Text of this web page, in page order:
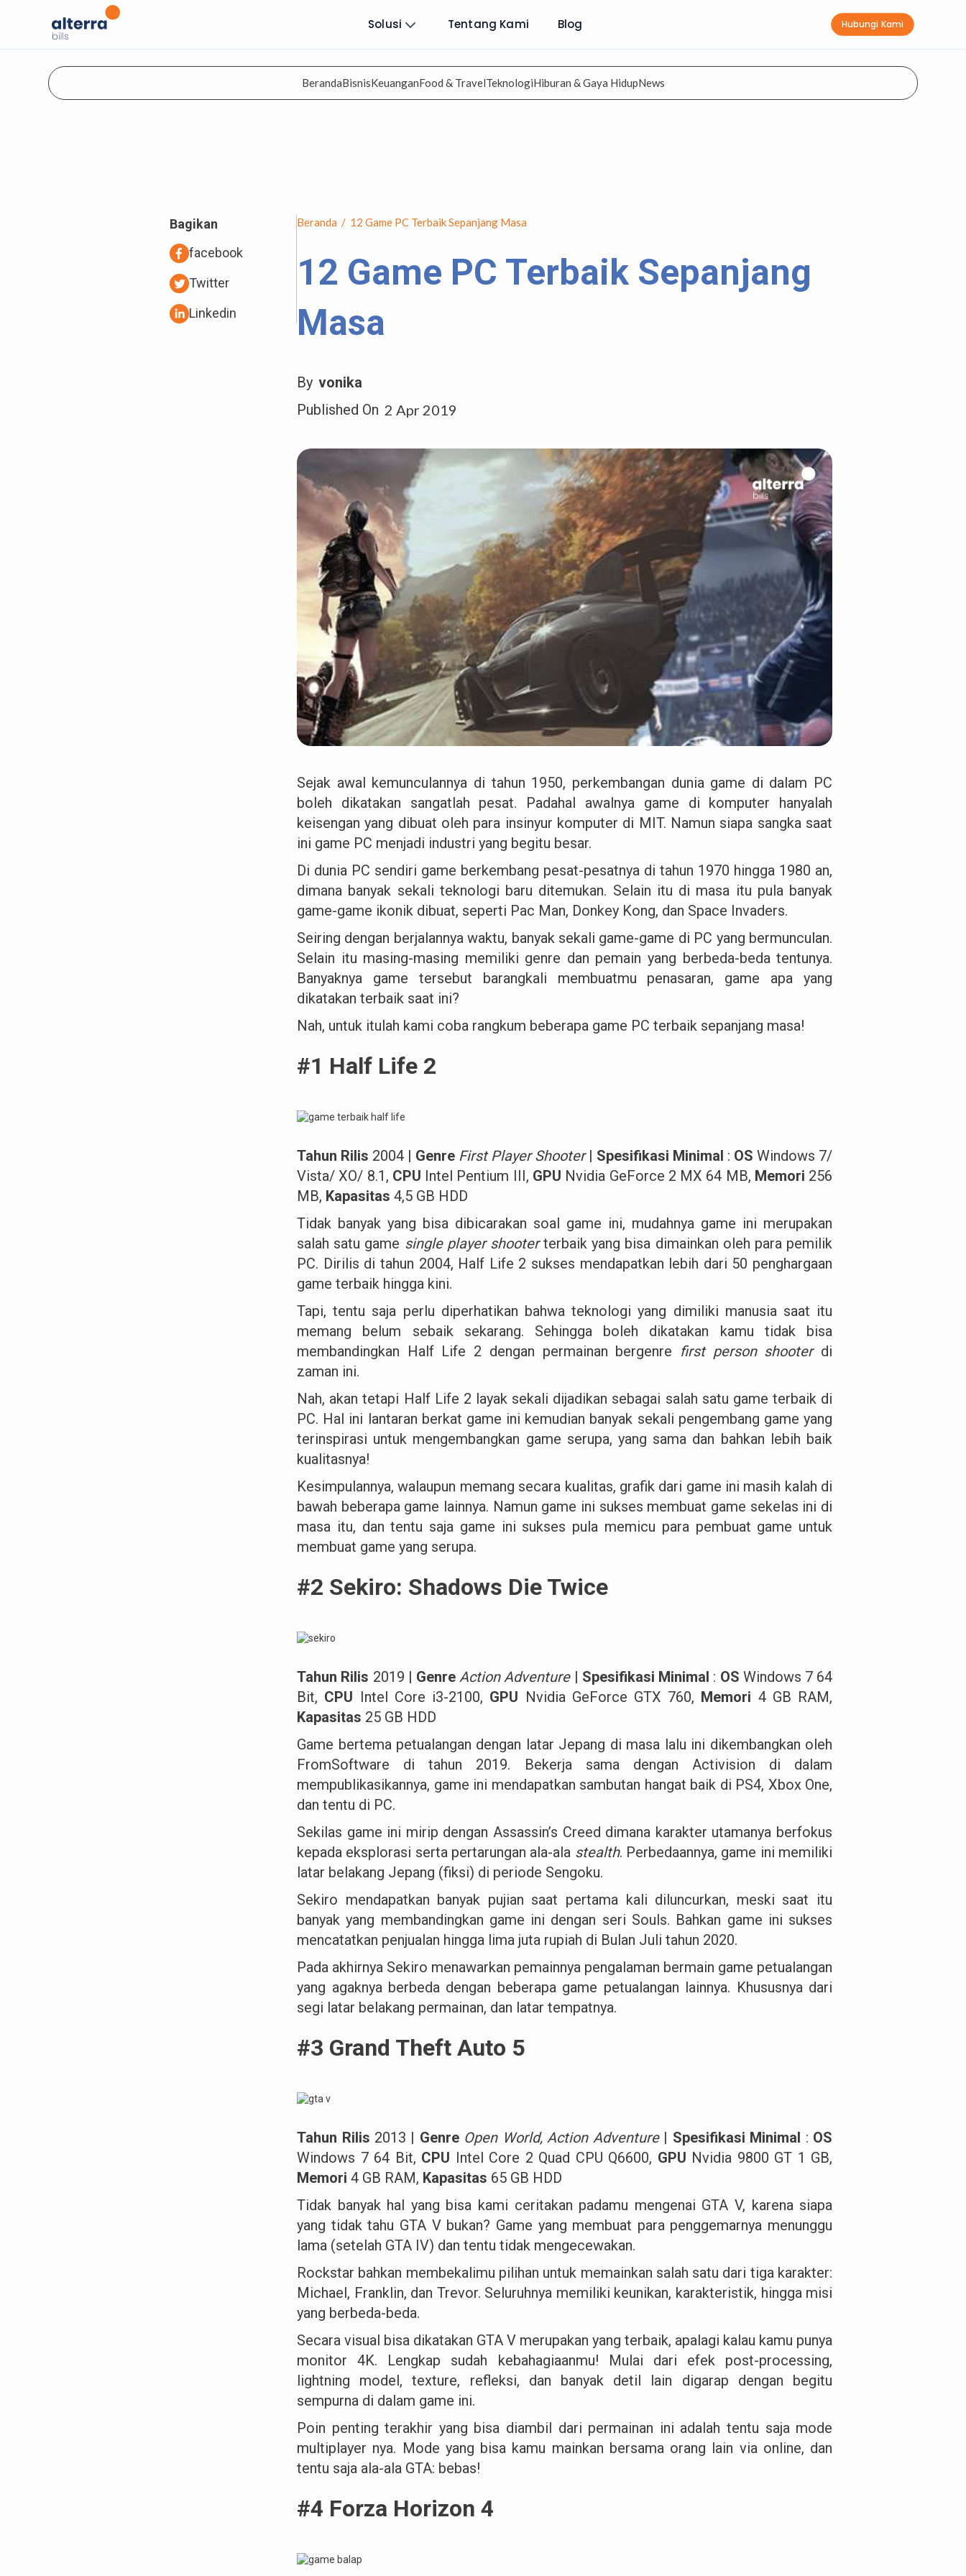
Solusi Tentang Kami Blog Hubungi Kami
BerandaBisnisKeuanganFood & TravelTeknologiHiburan & Gaya HidupNews
Bagikan
facebook
Twitter
Linkedin
Beranda / 12 Game PC Terbaik Sepanjang Masa
12 Game PC Terbaik Sepanjang
Masa
By vonika
Published On 2 Apr 2019
Sejak awal kemunculannya di tahun 1950, perkembangan dunia game di dalam PC
boleh dikatakan sangatlah pesat. Padahal awalnya game di komputer hanyalah
keisengan yang dibuat oleh para insinyur komputer di MIT. Namun siapa sangka saat
ini game PC menjadi industri yang begitu besar.
Di dunia PC sendiri game berkembang pesat-pesatnya di tahun 1970 hingga 1980 an,
dimana banyak sekali teknologi baru ditemukan. Selain itu di masa itu pula banyak
game-game ikonik dibuat, seperti Pac Man, Donkey Kong, dan Space Invaders.
Seiring dengan berjalannya waktu, banyak sekali game-game di PC yang bermunculan.
Selain itu masing-masing memiliki genre dan pemain yang berbeda-beda tentunya.
Banyaknya game tersebut barangkali membuatmu penasaran, game apa yang
dikatakan terbaik saat ini?
Nah, untuk itulah kami coba rangkum beberapa game PC terbaik sepanjang masa!
#1 Half Life 2
Tahun Rilis 2004 | Genre First Player Shooter | Spesifikasi Minimal : OSWindows 7/
Vista/ XO/ 8.1, CPU Intel Pentium III, GPU Nvidia GeForce 2 MX 64 MB, Memori 256
MB, Kapasitas4,5 GB HDD
Tidak banyak yang bisa dibicarakan soal game ini, mudahnya game ini merupakan
salah satu game single player shooterterbaik yang bisa dimainkan oleh para pemilik
PC. Dirilis di tahun 2004, Half Life 2 sukses mendapatkan lebih dari 50 penghargaan
game terbaik hingga kini.
Tapi, tentu saja perlu diperhatikan bahwa teknologi yang dimiliki manusia saat itu
memang belum sebaik sekarang. Sehingga boleh dikatakan kamu tidak bisa
membandingkan Half Life 2 dengan permainan bergenre first person shooter di
zaman ini.
Nah, akan tetapi Half Life 2 layak sekali dijadikan sebagai salah satu game terbaik di
PC. Hal ini lantaran berkat game ini kemudian banyak sekali pengembang game yang
terinspirasi untuk mengembangkan game serupa, yang sama dan bahkan lebih baik
kualitasnya!
Kesimpulannya, walaupun memang secara kualitas, grafik dari game ini masih kalah di
bawah beberapa game lainnya. Namun game ini sukses membuat game sekelas ini di
masa itu, dan tentu saja game ini sukses pula memicu para pembuat game untuk
membuat game yang serupa.
#2 Sekiro: Shadows Die Twice
Tahun Rilis 2019 | GenreAction Adventure | Spesifikasi Minimal : OS Windows 7 64
Bit, CPU Intel Core i3-2100, GPU Nvidia GeForce GTX 760, Memori 4 GB RAM,
Kapasitas 25 GB HDD
Game bertema petualangan dengan latar Jepang di masa lalu ini dikembangkan oleh
FromSoftware di tahun 2019. Bekerja sama dengan Activision di dalam
mempublikasikannya, game ini mendapatkan sambutan hangat baik di PS4, Xbox One,
dan tentu di PC.
Sekilas game ini mirip dengan Assassin’s Creed dimana karakter utamanya berfokus
kepada eksplorasi serta pertarungan ala-ala stealth. Perbedaannya, game ini memiliki
latar belakang Jepang (fiksi) di periode Sengoku.
Sekiro mendapatkan banyak pujian saat pertama kali diluncurkan, meski saat itu
banyak yang membandingkan game ini dengan seri Souls. Bahkan game ini sukses
mencatatkan penjualan hingga lima juta rupiah di Bulan Juli tahun 2020.
Pada akhirnya Sekiro menawarkan pemainnya pengalaman bermain game petualangan
yang agaknya berbeda dengan beberapa game petualangan lainnya. Khususnya dari
segi latar belakang permainan, dan latar tempatnya.
#3 Grand Theft Auto 5
Tahun Rilis 2013 | Genre Open World, Action Adventure | Spesifikasi Minimal : OS
Windows 7 64 Bit, CPU Intel Core 2 Quad CPU Q6600, GPU Nvidia 9800 GT 1 GB,
Memori4 GB RAM, Kapasitas 65 GB HDD
Tidak banyak hal yang bisa kami ceritakan padamu mengenai GTA V, karena siapa
yang tidak tahu GTA V bukan? Game yang membuat para penggemarnya menunggu
lama (setelah GTA IV) dan tentu tidak mengecewakan.
Rockstar bahkan membekalimu pilihan untuk memainkan salah satu dari tiga karakter:
Michael, Franklin, dan Trevor. Seluruhnya memiliki keunikan, karakteristik, hingga misi
yang berbeda-beda.
Secara visual bisa dikatakan GTA V merupakan yang terbaik, apalagi kalau kamu punya
monitor 4K. Lengkap sudah kebahagiaanmu! Mulai dari efek post-processing,
lightning model, texture, refleksi, dan banyak detil lain digarap dengan begitu
sempurna di dalam game ini.
Poin penting terakhir yang bisa diambil dari permainan ini adalah tentu saja mode
multiplayer nya. Mode yang bisa kamu mainkan bersama orang lain via online, dan
tentu saja ala-ala GTA: bebas!
#4 Forza Horizon 4